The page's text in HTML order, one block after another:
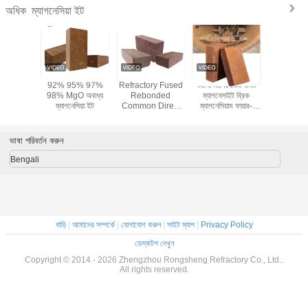
অধিকম্যাগনেসিয়া ইট
উচ্চ অ্যালুমিনিয়াম
ম্যাগনেসিয়া জিরকোন ইঁট
আকৃতি ম্যাগনেসিয়া ক্রোম
ইট
শিল্পকলা ভাবা ম্যাগনেসিয়া
পরীক্ষক ইট
ভাষা পরিবর্তন করুন
Bengali
বাড়ি| আমাদের সম্পর্কে| যোগাযোগ করুন| সাইট ম্যাপ|
Privacy Policy
ডেস্কটপ দেখুন
Copyright © 2014 - 2026 Zhengzhou Rongsheng Refractory Co., Ltd..
All rights reserved.